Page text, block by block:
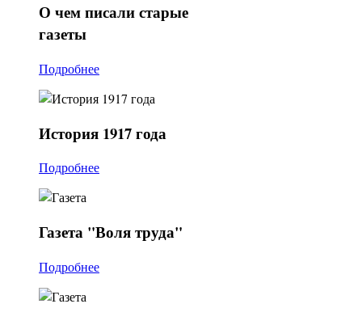
О чем писали старые
газеты
Подробнее
История 1917 года
Подробнее
Газета "Воля труда"
Подробнее